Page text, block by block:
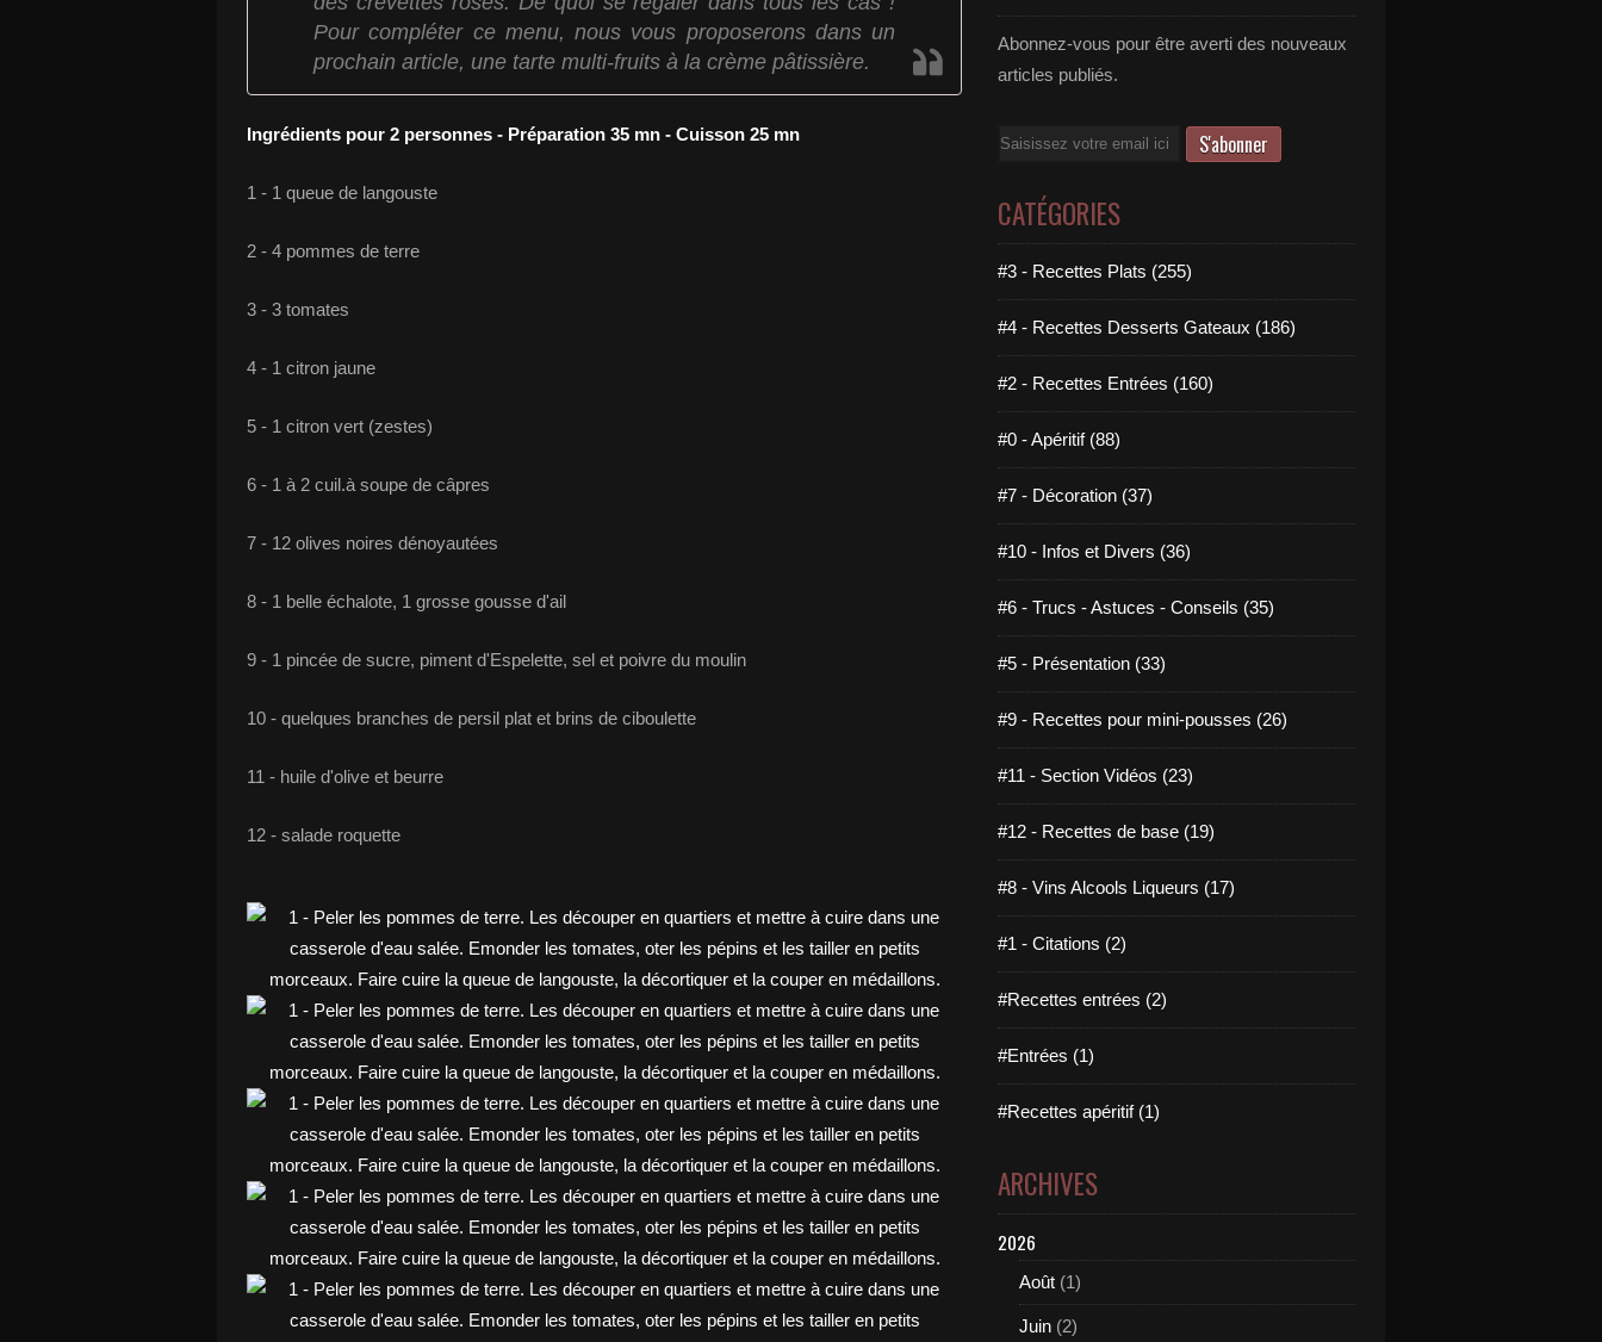
Pour compléter ce menu, nous vous proposerons dans un
prochain article, une tarte multi-fruits à la crème pâtissière.
Ingrédients pour 2 personnes - Préparation 35 mn - Cuisson 25 mn
1 - 1 queue de langouste
2 - 4 pommes de terre
3 - 3 tomates
4 - 1 citron jaune
5 - 1 citron vert (zestes)
6 - 1 à 2 cuil.à soupe de câpres
7 - 12 olives noires dénoyautées
8 - 1 belle échalote, 1 grosse gousse d'ail
9 - 1 pincée de sucre, piment d'Espelette, sel et poivre du moulin
10 - quelques branches de persil plat et brins de ciboulette
11 - huile d'olive et beurre
12 - salade roquette
Abonnez-vous pour être averti des nouveaux
articles publiés.
Email
CATÉGORIES
#3 - Recettes Plats (255)
#4 - Recettes Desserts Gateaux (186)
#2 - Recettes Entrées (160)
#0 - Apéritif (88)
#7 - Décoration (37)
#10 - Infos et Divers (36)
#6 - Trucs - Astuces - Conseils (35)
#5 - Présentation (33)
#9 - Recettes pour mini-pousses (26)
#11 - Section Vidéos (23)
#12 - Recettes de base (19)
#8 - Vins Alcools Liqueurs (17)
#1 - Citations (2)
#Recettes entrées (2)
#Entrées (1)
#Recettes apéritif (1)
ARCHIVES
2026
Août (1)
Juin (2)